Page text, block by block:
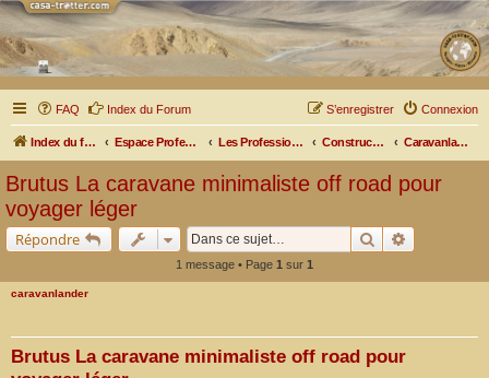
FAQ Index du Forum Connexion
S’enregistrer
Index du forum Espace Professionnel Les Professionnels nous parlent Constructeurs et Aménageurs Caravanlander
Brutus La caravane minimaliste off road pour
voyager léger
Répondre Rechercher
1 message • Page 1 sur 1
caravanlander
Brutus La caravane minimaliste off road pour